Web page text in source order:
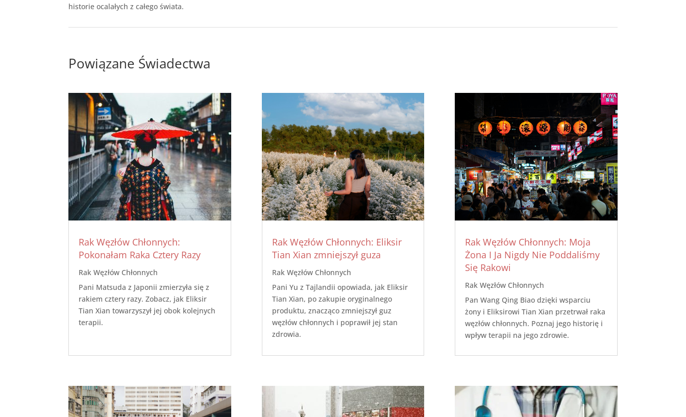
historie ocalałych z całego świata.
Powiązane Świadectwa
Rak Węzłów Chłonnych:
Pokonałam Raka Cztery Razy
Rak Węzłów Chłonnych
Pani Matsuda z Japonii zmierzyła się z
rakiem cztery razy. Zobacz, jak Eliksir
Tian Xian towarzyszył jej obok kolejnych
terapii.
Rak Węzłów Chłonnych: Eliksir
Tian Xian zmniejszył guza
Rak Węzłów Chłonnych
Pani Yu z Tajlandii opowiada, jak Eliksir
Tian Xian, po zakupie oryginalnego
produktu, znacząco zmniejszył guz
węzłów chłonnych i poprawił jej stan
zdrowia.
Rak Węzłów Chłonnych: Moja
Żona I Ja Nigdy Nie Poddaliśmy
Się Rakowi
Rak Węzłów Chłonnych
Pan Wang Qing Biao dzięki wsparciu
żony i Eliksirowi Tian Xian przetrwał raka
węzłów chłonnych. Poznaj jego historię i
wpływ terapii na jego zdrowie.